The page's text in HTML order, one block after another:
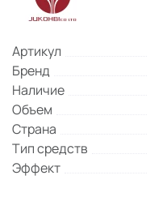
Артикул
Бренд
Наличие
Объем
Страна
Тип средств
Эффект